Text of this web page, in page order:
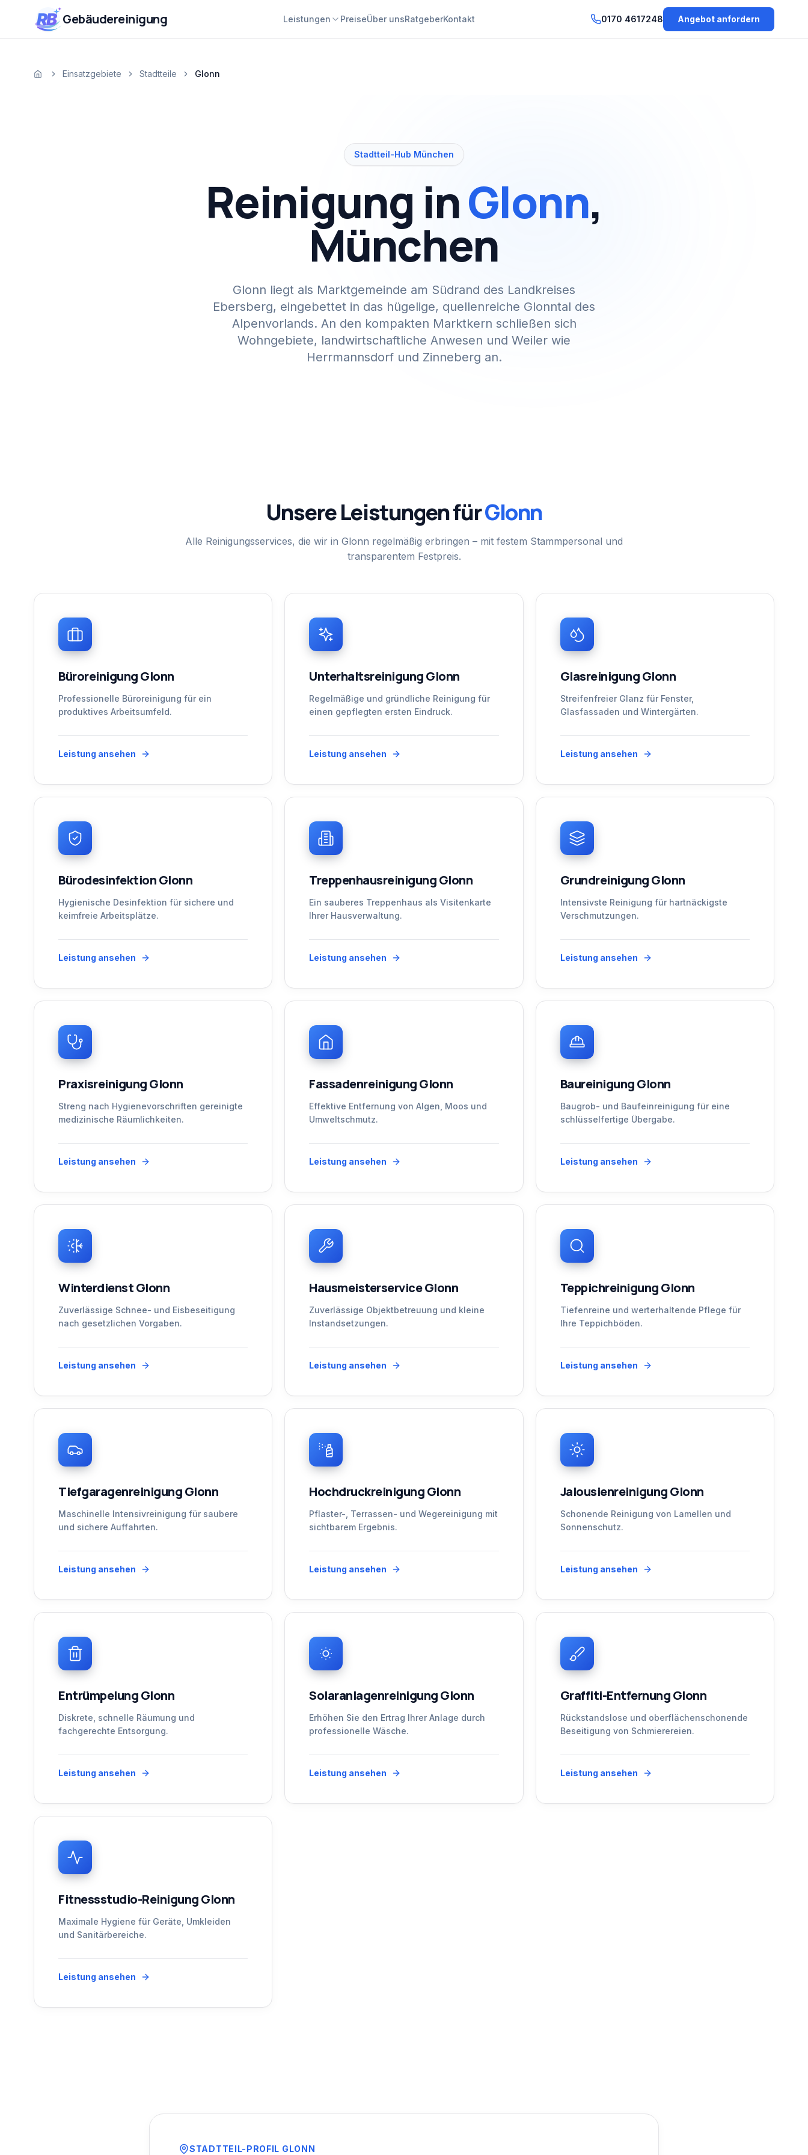
Zum Inhalt springen
RB Gebäudereinigung Leistungen PreiseÜber unsRatgeberKontakt 0170 4617248 Angebot anfordern
StartseiteEinsatzgebiete Stadtteile Glonn
Stadtteil-Hub München
Reinigung inGlonn,
München
Glonn liegt als Marktgemeinde am Südrand des Landkreises
Ebersberg, eingebettet in das hügelige, quellenreiche Glonntal des
Alpenvorlands. An den kompakten Marktkern schließen sich
Wohngebiete, landwirtschaftliche Anwesen und Weiler wie
Herrmannsdorf und Zinneberg an.
Unsere Leistungen fürGlonn
Alle Reinigungsservices, die wir in Glonn regelmäßig erbringen – mit festem Stammpersonal und
transparentem Festpreis.
Büroreinigung Glonn
Professionelle Büroreinigung für ein
produktives Arbeitsumfeld.
Leistung ansehen
Unterhaltsreinigung Glonn
Regelmäßige und gründliche Reinigung für
einen gepflegten ersten Eindruck.
Leistung ansehen
Glasreinigung Glonn
Streifenfreier Glanz für Fenster,
Glasfassaden und Wintergärten.
Leistung ansehen
Bürodesinfektion Glonn
Hygienische Desinfektion für sichere und
keimfreie Arbeitsplätze.
Leistung ansehen
Treppenhausreinigung Glonn
Ein sauberes Treppenhaus als Visitenkarte
Ihrer Hausverwaltung.
Leistung ansehen
Grundreinigung Glonn
Intensivste Reinigung für hartnäckigste
Verschmutzungen.
Leistung ansehen
Praxisreinigung Glonn
Streng nach Hygienevorschriften gereinigte
medizinische Räumlichkeiten.
Leistung ansehen
Fassadenreinigung Glonn
Effektive Entfernung von Algen, Moos und
Umweltschmutz.
Leistung ansehen
Baureinigung Glonn
Baugrob- und Baufeinreinigung für eine
schlüsselfertige Übergabe.
Leistung ansehen
Winterdienst Glonn
Zuverlässige Schnee- und Eisbeseitigung
nach gesetzlichen Vorgaben.
Leistung ansehen
Hausmeisterservice Glonn
Zuverlässige Objektbetreuung und kleine
Instandsetzungen.
Leistung ansehen
Teppichreinigung Glonn
Tiefenreine und werterhaltende Pflege für
Ihre Teppichböden.
Leistung ansehen
Tiefgaragenreinigung Glonn
Maschinelle Intensivreinigung für saubere
und sichere Auffahrten.
Leistung ansehen
Hochdruckreinigung Glonn
Pflaster-, Terrassen- und Wegereinigung mit
sichtbarem Ergebnis.
Leistung ansehen
Jalousienreinigung Glonn
Schonende Reinigung von Lamellen und
Sonnenschutz.
Leistung ansehen
Entrümpelung Glonn
Diskrete, schnelle Räumung und
fachgerechte Entsorgung.
Leistung ansehen
Solaranlagenreinigung Glonn
Erhöhen Sie den Ertrag Ihrer Anlage durch
professionelle Wäsche.
Leistung ansehen
Graffiti-Entfernung Glonn
Rückstandslose und oberflächenschonende
Beseitigung von Schmierereien.
Leistung ansehen
Fitnessstudio-Reinigung Glonn
Maximale Hygiene für Geräte, Umkleiden
und Sanitärbereiche.
Leistung ansehen
STADTTEIL-PROFIL GLONN